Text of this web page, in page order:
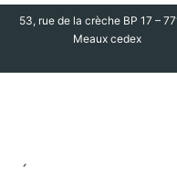
53, rue de la crèche BP 17 –
Meaux cedex